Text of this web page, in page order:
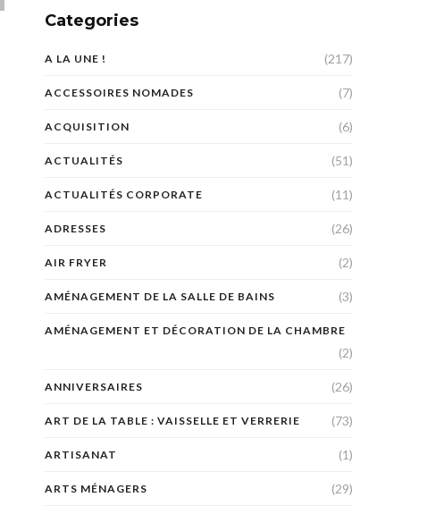
Categories
A LA UNE ! (217)
ACCESSOIRES NOMADES (7)
ACQUISITION (6)
ACTUALITÉS (51)
ACTUALITÉS CORPORATE (11)
ADRESSES (26)
AIR FRYER (2)
AMÉNAGEMENT DE LA SALLE DE BAINS (3)
AMÉNAGEMENT ET DÉCORATION DE LA CHAMBRE
(2)
ANNIVERSAIRES (26)
ART DE LA TABLE : VAISSELLE ET VERRERIE (73)
ARTISANAT (1)
ARTS MÉNAGERS (29)